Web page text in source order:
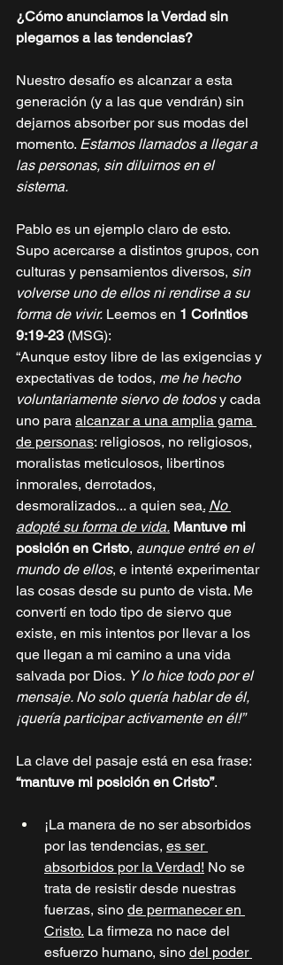
¿Cómo anunciamos la Verdad sin
plegarnos a las tendencias?
Nuestro desafío es alcanzar a esta
generación (y a las que vendrán) sin
dejarnos absorber por sus modas del
momento. Estamos llamados a llegar a
las personas, sin diluirnos en el
sistema.
Pablo es un ejemplo claro de esto.
Supo acercarse a distintos grupos, con
culturas y pensamientos diversos, sin
volverse uno de ellos ni rendirse a su
forma de vivir. Leemos en 1 Corintios
9:19-23 (MSG):
“Aunque estoy libre de las exigencias y
expectativas de todos, me he hecho
voluntariamente siervo de todos y cada
uno para alcanzar a una amplia gama
de personas: religiosos, no religiosos,
moralistas meticulosos, libertinos
inmorales, derrotados,
desmoralizados... a quien sea. No
adopté su forma de vida. Mantuve mi
posición en Cristo, aunque entré en el
mundo de ellos, e intenté experimentar
las cosas desde su punto de vista. Me
convertí en todo tipo de siervo que
existe, en mis intentos por llevar a los
que llegan a mi camino a una vida
salvada por Dios. Y lo hice todo por el
mensaje. No solo quería hablar de él,
¡quería participar activamente en él!”
La clave del pasaje está en esa frase:
“mantuve mi posición en Cristo”.
¡La manera de no ser absorbidos
por las tendencias, es ser
absorbidos por la Verdad! No se
trata de resistir desde nuestras
fuerzas, sino de permanecer en
Cristo. La firmeza no nace del
esfuerzo humano, sino del poder